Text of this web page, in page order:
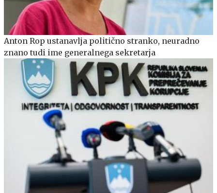
Anton Rop ustanavlja politično stranko, neuradno
znano tudi ime generalnega sekretarja